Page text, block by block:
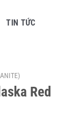
TIN TỨC
Red